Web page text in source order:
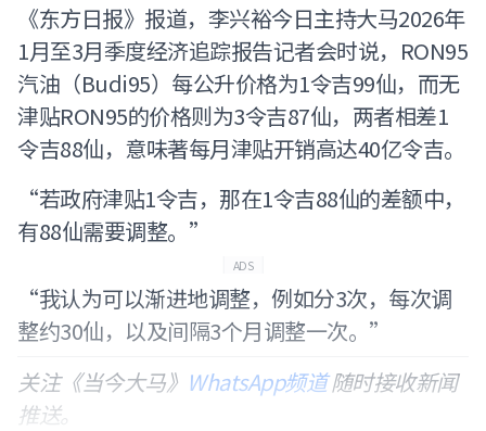
《东方日报》报道，李兴裕今日主持大马2026年
1月至3月季度经济追踪报告记者会时说，RON95
汽油（Budi95）每公升价格为1令吉99仙，而无
津贴RON95的价格则为3令吉87仙，两者相差1
令吉88仙，意味著每月津贴开销高达40亿令吉。
“若政府津贴1令吉，那在1令吉88仙的差额中，
有88仙需要调整。”
ADS
“我认为可以渐进地调整，例如分3次，每次调
整约30仙，以及间隔3个月调整一次。”
关注《当今大马》 WhatsApp频道随时接收新闻
推送。